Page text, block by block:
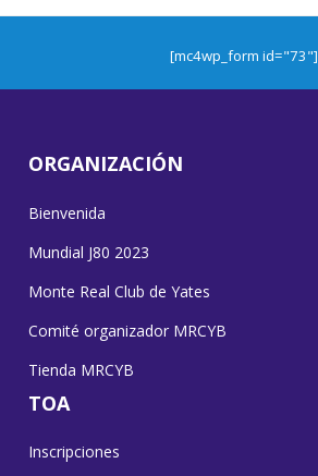
[mc4wp_form id="73"]
ORGANIZACIÓN
Bienvenida
Mundial J80 2023
Monte Real Club de Yates
Comité organizador MRCYB
Tienda MRCYB
TOA
Inscripciones